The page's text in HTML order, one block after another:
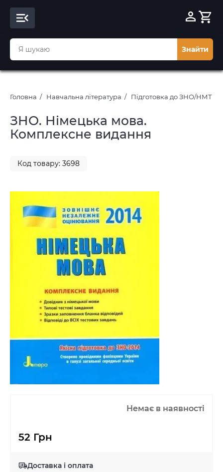
Знайти
Головна Навчальна література Підготовка до ЗНО/НМТ
ЗНО. Німецька мова.
Комплексне видання
Код товару: 3698
Немає в наявності
52 Грн
Доставка і оплата